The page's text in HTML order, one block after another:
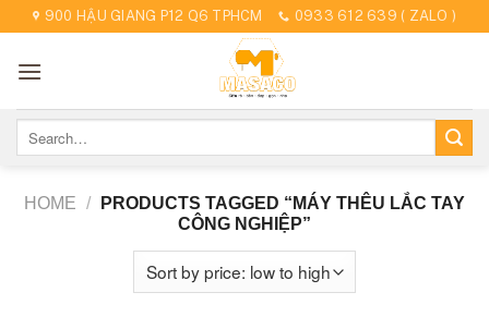
Skip
to
content
900 HẬU GIANG P12 Q6 TPHCM 0933 612 639 ( ZALO )
for:
HOME /
PRODUCTS TAGGED “MÁY THÊU LẮC TAY
CÔNG NGHIỆP”